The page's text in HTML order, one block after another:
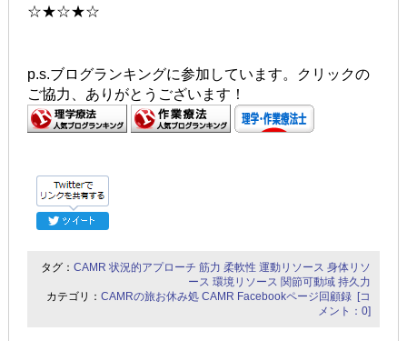
☆★☆★☆
p.s.ブログランキングに参加しています。クリックの
ご協力、ありがとうございます！
タグ：CAMR 状況的アプローチ 筋力 柔軟性 運動リソース 身体リソ
ース 環境リソース 関節可動域 持久力
カテゴリ：CAMRの旅お休み処 CAMR Facebookページ回顧録 [コ
メント：0]